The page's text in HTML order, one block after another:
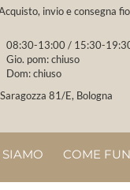
invio e consegna
08:30-13:00 / 15:30-
Gio. pom: chiuso
Dom: chiuso
81/E, Bologna
COME